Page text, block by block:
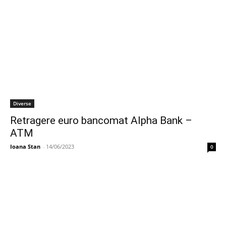
Diverse
Retragere euro bancomat Alpha Bank –
ATM
Ioana Stan - 14/06/2023 0